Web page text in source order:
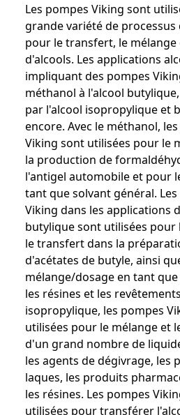
Custom
Les pompes Viking sont
grande variété de
pour le transfert, le mélange
d'alcools. Les applications
impliquant des pompes
méthanol à l'alcool
par l'alcool isopropylique et
encore. Avec le méthanol,
Viking sont utilisées pour le
la production de
l'antigel automobile et pour
tant que solvant général.
Viking dans les applications
butylique sont utilisées pour
le transfert dans la
d'acétates de butyle, ainsi
mélange/dosage en tant
les résines et les
isopropylique, les pompes
utilisées pour le mélange et
d'un grand nombre de
les agents de dégivrage, les
laques, les produits
les résines. Les pompes
utilisées pour transférer